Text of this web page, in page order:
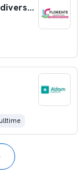
Vakleerkracht gym, LB (wtf 0.6 - 1.0 - diverse locaties)